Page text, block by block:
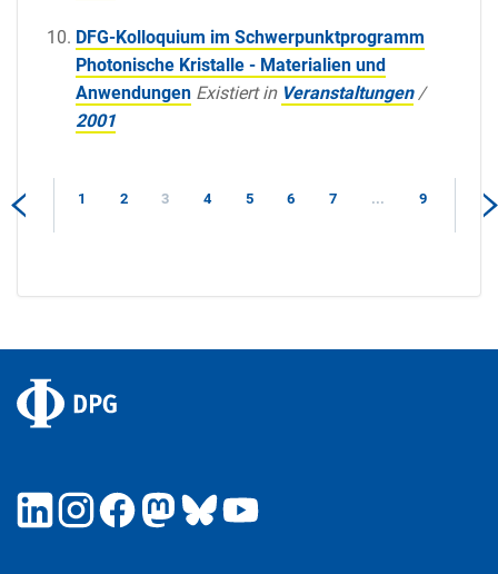
DFG-Kolloquium im Schwerpunktprogramm
Photonische Kristalle - Materialien und
Anwendungen Existiert in Veranstaltungen /
2001
1 2 3 4 5 6 7 ... 9